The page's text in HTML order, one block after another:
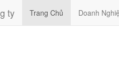
ty Trang Chủ Doanh